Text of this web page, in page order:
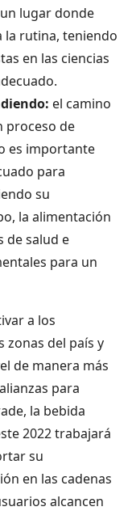
lugar donde
la rutina, teniendo
en las ciencias
el camino
proceso de
es importante
para
su
la alimentación
de salud e
para un
a los
zonas del país y
de manera más
para
la bebida
2022 trabajará
su
en las cadenas
alcancen